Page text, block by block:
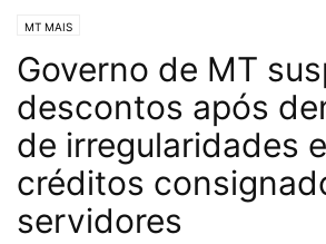
MT MAIS
Governo de MT
descontos após
de irregularidades
créditos
servidores